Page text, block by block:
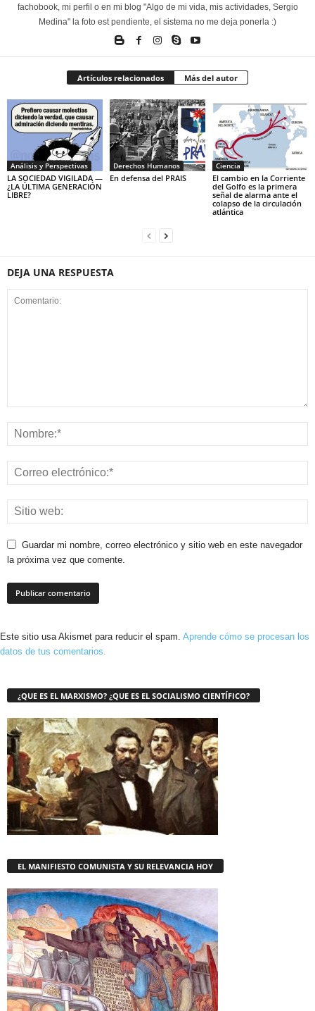
fachobook, mi perfil o en mi blog "Algo de mi vida, mis actividades, Sergio
Medina" la foto est pendiente, el sistema no me deja ponerla :)
Artículos relacionados Más del autor
Análisis y Perspectivas
LA SOCIEDAD VIGILADA —
¿LA ÚLTIMA GENERACIÓN
LIBRE?
Derechos Humanos
En defensa del PRAIS
Ciencia
El cambio en la Corriente
del Golfo es la primera
señal de alarma ante el
colapso de la circulación
atlántica
DEJA UNA RESPUESTA
Guardar mi nombre, correo electrónico y sitio web en este navegador
la próxima vez que comente.
Este sitio usa Akismet para reducir el spam. Aprende cómo se procesan los
datos de tus comentarios.
¿QUE ES EL MARXISMO? ¿QUE ES EL SOCIALISMO CIENTÍFICO?
EL MANIFIESTO COMUNISTA Y SU RELEVANCIA HOY